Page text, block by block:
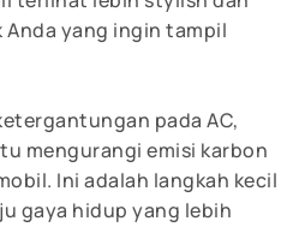
yang ingin tampil
pada AC,
mengurangi emisi karbon
Ini adalah langkah kecil
gaya hidup yang lebih